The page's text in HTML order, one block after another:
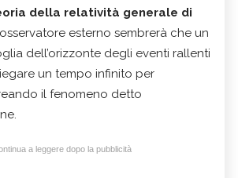
della relatività generale di
esterno sembrerà che un
dell’orizzonte degli eventi rallenti
un tempo infinito per
il fenomeno detto
a leggere dopo la pubblicità